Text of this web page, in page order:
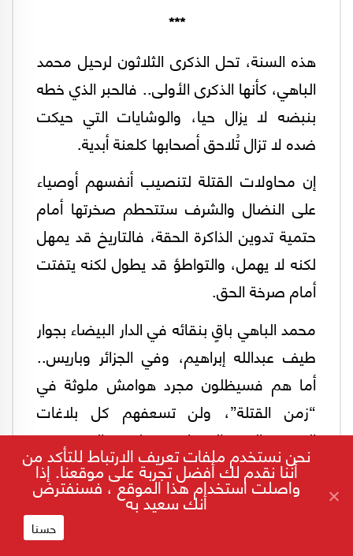
***
هذه السنة، تحل الذكرى الثلاثون لرحيل محمد
الباهي، كأنها الذكرى الأولى.. فالحبر الذي خطه
بنبضه لا يزال حيا، والوشايات التي حيكت
ضده لا تزال تُلاحق أصحابها كلعنة أبدية.
إن محاولات القتلة لتنصيب أنفسهم أوصياء
على النضال والشرف ستتحطم صخرتها أمام
حتمية تدوين الذاكرة الحقة، فالتاريخ قد يمهل
لكنه لا يهمل، والتواطؤ قد يطول لكنه يتفتت
أمام صرخة الحق.
محمد الباهي باقٍ بنقائه في الدار البيضاء بجوار
طيف عبدالله إبراهيم، وفي الجزائر وباريس..
أما هم فسيظلون مجرد هوامش ملوثة في
“زمن القتلة”، ولن تسعفهم كل بلاغات
التبرير، فالحكم الفصل قد نطق به الوجود منذ
الأزل.. ونهاية السردية تؤكد دائما وأبدا.. إن
الباطل كان زهوقا.
نحن نستخدم ملفات تعريف الارتباط للتأكد من
أننا نقدم لك أفضل تجربة على موقعنا. إذا
واصلت استخدام هذا الموقع ، فسنفترض
أنك سعيد به
حسنا